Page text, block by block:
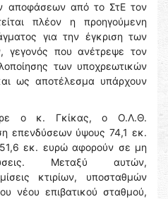
αποφάσεων από το ΣτΕ τον
πλέον η προηγούμενη
για την έγκριση των
γεγονός που ανέτρεψε τον
των υποχρεωτικών
ως αποτέλεσμα υπάρχουν
ο κ. Γκίκας, ο Ο.Λ.Θ.
επενδύσεων ύψους 74,1 εκ.
εκ. ευρώ αφορούν σε μη
Μεταξύ αυτών,
κτιρίων, υποσταθμών
νέου επιβατικού σταθμού,